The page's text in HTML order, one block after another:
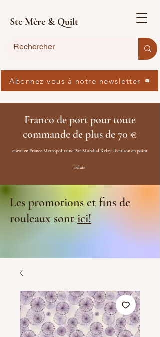
Ste Mère & Quilt
Franco de port pour toute
commande de plus de 70 €
envoi en France Métropolitaine Par Mondial Relay, livraison en point
relais
Les promotions et fins de
rouleaux sontici!
Abonnez-vous à notre newsletter